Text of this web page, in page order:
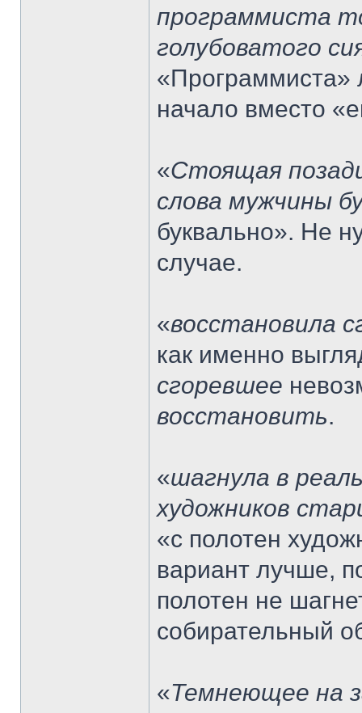
программиста
голубоватого
«Программиста»
начало вместо
«Стоящая
слова мужчины
буквально». Не
случае.
«восстановила
как именно
сгоревшее
восстановить.
«шагнула в
художников
«с полотен
вариант лучше,
полотен не
собирательный
«Темнеющее на